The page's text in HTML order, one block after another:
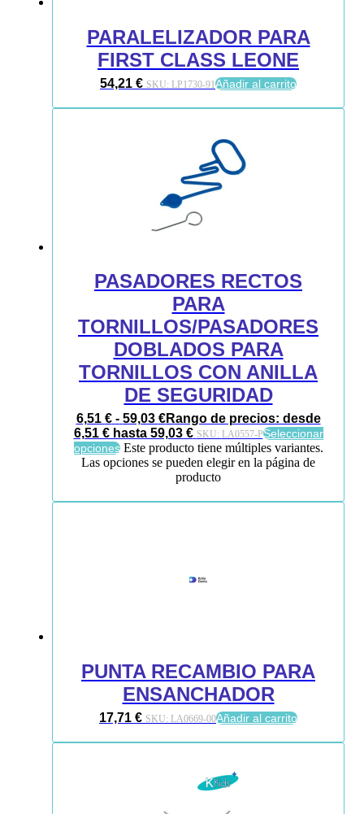
PARALELIZADOR PARA
FIRST CLASS LEONE
54,21 € SKU: LP1730-91Añadir al carrito
PASADORES RECTOS
PARA
TORNILLOS/PASADORES
DOBLADOS PARA
TORNILLOS CON ANILLA
DE SEGURIDAD
6,51 € - 59,03 €Rango de precios: desde
6,51 € hasta 59,03 € SKU: LA0557-PSeleccionar
opciones Este producto tiene múltiples variantes.
Las opciones se pueden elegir en la página de
producto
PUNTA RECAMBIO PARA
ENSANCHADOR
17,71 € SKU: LA0669-00Añadir al carrito